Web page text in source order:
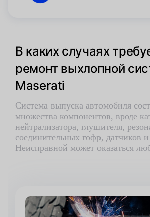
В каких случаях
ремонт выхлопной
Maserati
Система выпуска автомобиля
множества компонентов, вроде
нейтрализатора, глушителя,
соединительных гофр, датчиков и
Неисправной может оказаться